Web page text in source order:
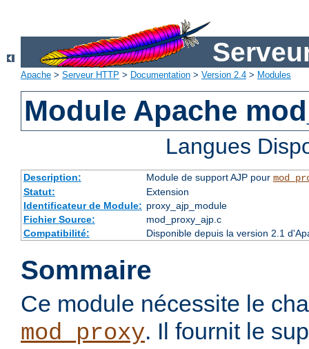
Apache > Serveur HTTP > Documentation > Version 2.4 > Modules
Module Apache
Langues
Description: Module de support AJP pour
Statut:
Extension
Identificateur de Module: proxy_ajp_module
Fichier Source:
mod_proxy_ajp.c
Compatibilité:
Disponible depuis la version 2.1
Sommaire
Ce module nécessite le
mod_proxy. Il fournit le